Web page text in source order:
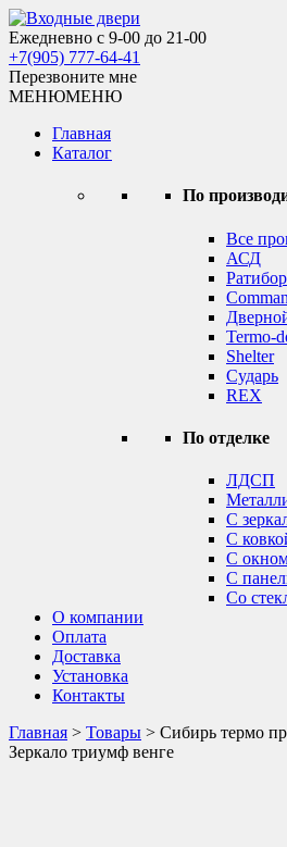
Skip
to
content
Входные двери
Ежедневно с 9-00 до 21-00
+7(905) 777-64-41
Перезвоните мне
МЕНЮМЕНЮ
Главная
Каталог
По
Все
АСД
Ратибор
Termo-
Shelter
Сударь
REX
По отделке
ЛДСП
С
С
С
С
Со
О компании
Оплата
Доставка
Установка
Контакты
Главная > Товары > Сибирь термо
Зеркало триумф венге